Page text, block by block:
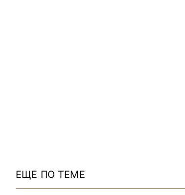
ЕЩЕ ПО ТЕМЕ